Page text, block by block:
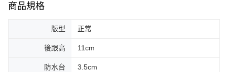
商品規格
版型 正常
後跟高 11cm
防水台 3.5cm